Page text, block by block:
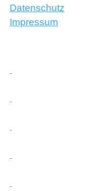
Datenschutz
Impressum